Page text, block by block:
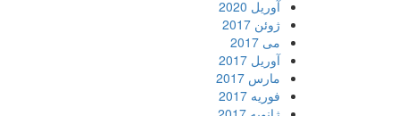
آوریل 2020
ژوئن 2017
می 2017
آوریل 2017
مارس 2017
فوریه 2017